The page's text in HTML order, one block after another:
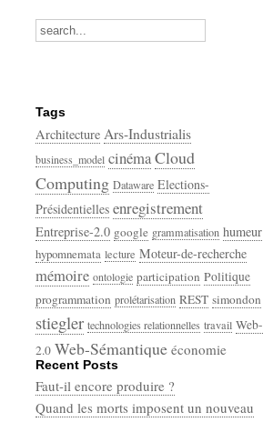
Recent Posts
Faut-il encore produire ?
Quand les morts imposent un nouveau
Tags
Architecture Ars-Industrialis
business_model cinémaCloud
Computing Dataware Elections-
Présidentielles enregistrement
Entreprise-2.0 google grammatisation humeur
hypomnemata lecture Moteur-de-recherche
mémoire ontologie participation Politique
programmation prolétarisation REST simondon
stiegler technologies relationnelles travail Web-
2.0 Web-Sémantique économie
écriture
Categories